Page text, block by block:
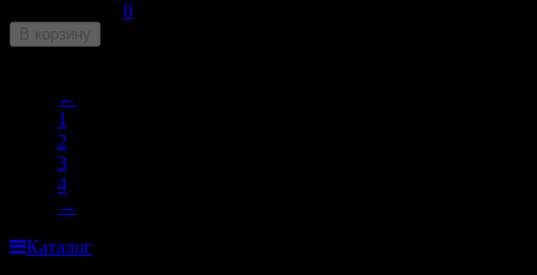
0
В корзину
←
1
2
3
4
→
Каталог